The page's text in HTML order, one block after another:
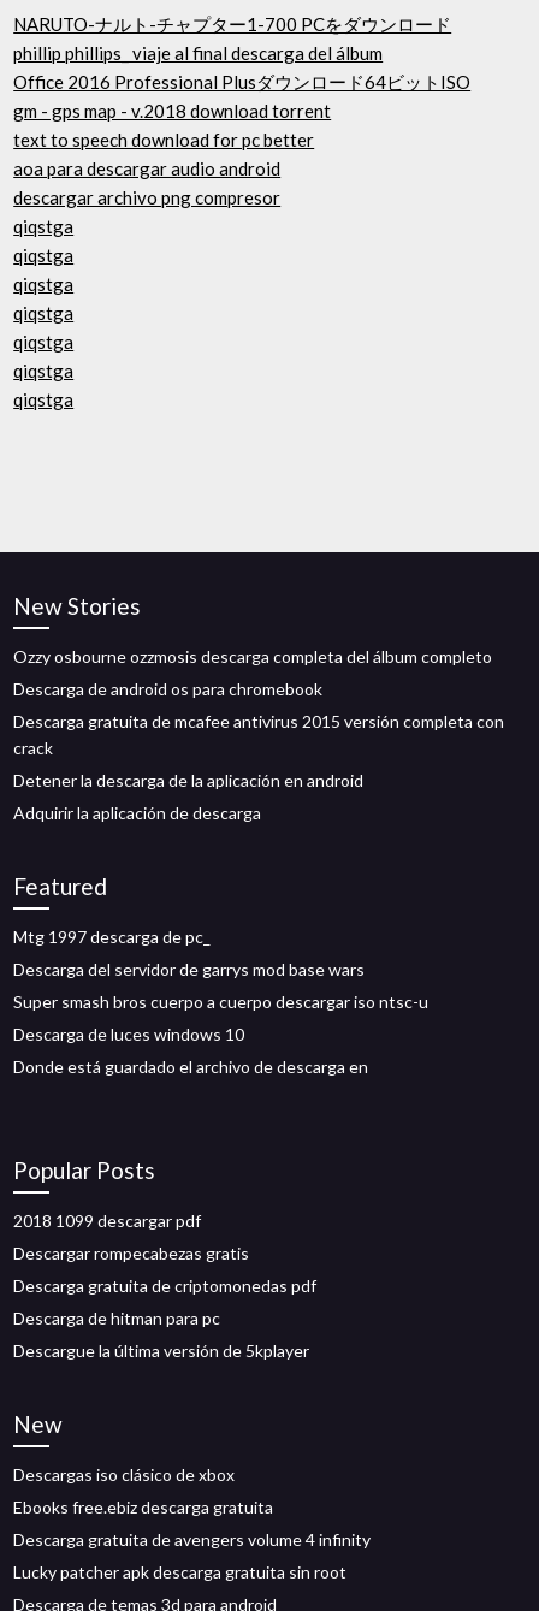
NARUTO-ナルト-チャプター1-700 PCをダウンロード
phillip phillips_ viaje al final descarga del álbum
Office 2016 Professional Plusダウンロード64ビットISO
gm - gps map - v.2018 download torrent
text to speech download for pc better
aoa para descargar audio android
descargar archivo png compresor
qiqstga
qiqstga
qiqstga
qiqstga
qiqstga
qiqstga
qiqstga
New Stories
Ozzy osbourne ozzmosis descarga completa del álbum completo
Descarga de android os para chromebook
Descarga gratuita de mcafee antivirus 2015 versión completa con
crack
Detener la descarga de la aplicación en android
Adquirir la aplicación de descarga
Featured
Mtg 1997 descarga de pc_
Descarga del servidor de garrys mod base wars
Super smash bros cuerpo a cuerpo descargar iso ntsc-u
Descarga de luces windows 10
Donde está guardado el archivo de descarga en
Popular Posts
2018 1099 descargar pdf
Descargar rompecabezas gratis
Descarga gratuita de criptomonedas pdf
Descarga de hitman para pc
Descargue la última versión de 5kplayer
New
Descargas iso clásico de xbox
Ebooks free.ebiz descarga gratuita
Descarga gratuita de avengers volume 4 infinity
Lucky patcher apk descarga gratuita sin root
Descarga de temas 3d para android